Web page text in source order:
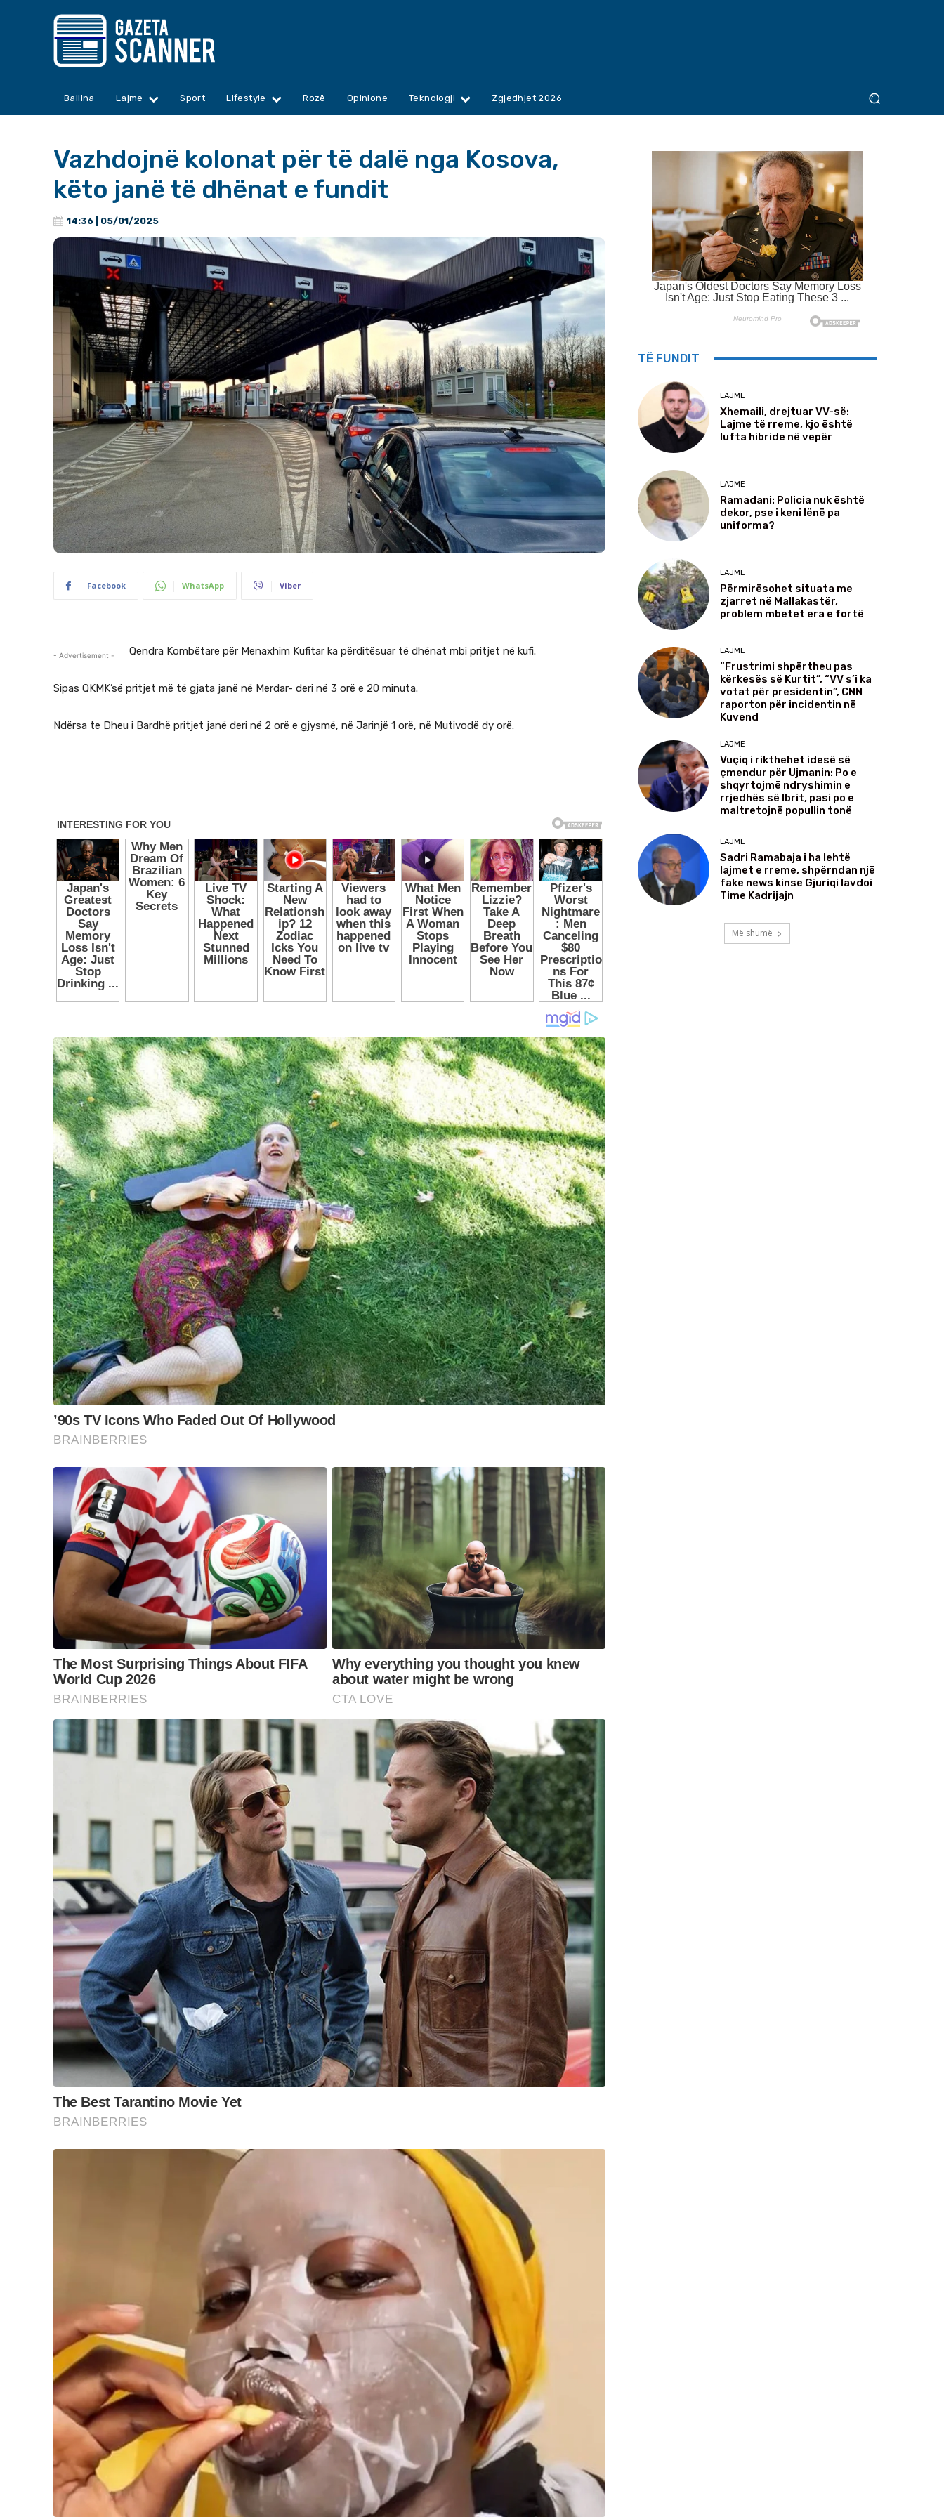
Ballina Lajme Sport Lifestyle Rozë Opinione Teknologji Zgjedhjet 2026
Vazhdojnë kolonat për të dalë nga Kosova,
këto janë të dhënat e fundit
14:36 | 05/01/2025
Facebook WhatsApp Viber
- Advertisement - Qendra Kombëtare për Menaxhim Kufitar ka përditësuar të dhënat mbi pritjet në kufi.
Sipas QKMK’së pritjet më të gjata janë në Merdar- deri në 3 orë e 20 minuta.
Ndërsa te Dheu i Bardhë pritjet janë deri në 2 orë e gjysmë, në Jarinjë 1 orë, në Mutivodë dy orë.
TË FUNDIT
LAJME
Xhemaili, drejtuar VV-së:
Lajme të rreme, kjo është
lufta hibride në vepër
LAJME
Ramadani: Policia nuk është
dekor, pse i keni lënë pa
uniforma?
LAJME
Përmirësohet situata me
zjarret në Mallakastër,
problem mbetet era e fortë
LAJME
“Frustrimi shpërtheu pas
kërkesës së Kurtit”, “VV s’i ka
votat për presidentin”, CNN
raporton për incidentin në
Kuvend
LAJME
Vuçiq i rikthehet idesë së
çmendur për Ujmanin: Po e
shqyrtojmë ndryshimin e
rrjedhës së Ibrit, pasi po e
maltretojnë popullin tonë
LAJME
Sadri Ramabaja i ha lehtë
lajmet e rreme, shpërndan një
fake news kinse Gjuriqi lavdoi
Time Kadrijajn
Më shumë